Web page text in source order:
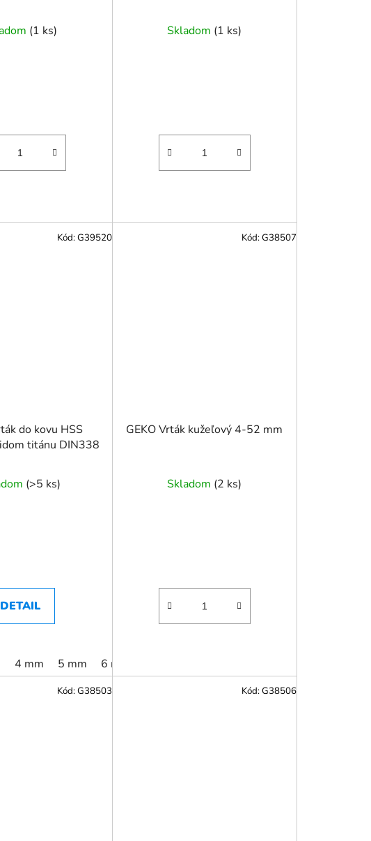
(1 ks) Skladom (1 ks)
do kovu HSS
titánu DIN338
(>5 ks)
DETAIL
4 mm 5 mm 6 mm
Kód:G39520
GEKO Vrták kužeľový 4-52 mm
Skladom (2 ks)
Kód:G38507
Kód:G38503 Kód:G38506